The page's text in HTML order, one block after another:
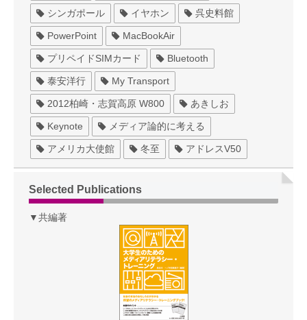
シンガポール イヤホン 呉史料館
PowerPoint MacBookAir
プリペイドSIMカード Bluetooth
泰安洋行 My Transport
2012柏崎・志賀高原 W800 あきしお
Keynote メディア論的に考える
アメリカ大使館 冬至 アドレスV50
Selected Publications
▼共編著